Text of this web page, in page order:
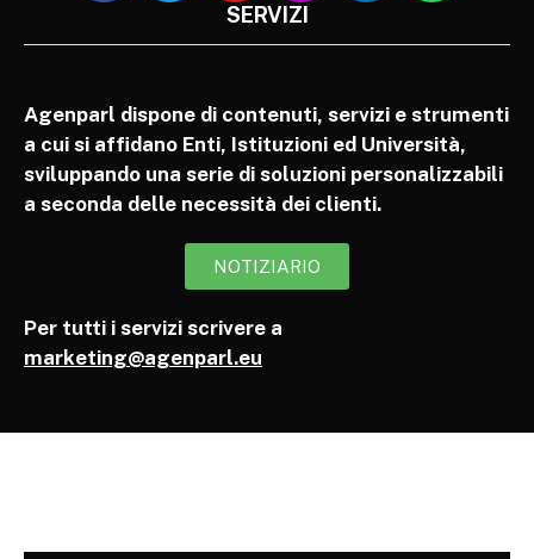
SERVIZI
Agenparl dispone di contenuti, servizi e strumenti
a cui si affidano Enti, Istituzioni ed Università,
sviluppando una serie di soluzioni personalizzabili
a seconda delle necessità dei clienti.
NOTIZIARIO
Per tutti i servizi scrivere a
marketing@agenparl.eu